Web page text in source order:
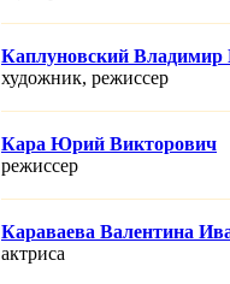
Каплуновский Владимир
художник, режисcер
Кара Юрий Викторович
режисcер
Караваева Валентина
актриса